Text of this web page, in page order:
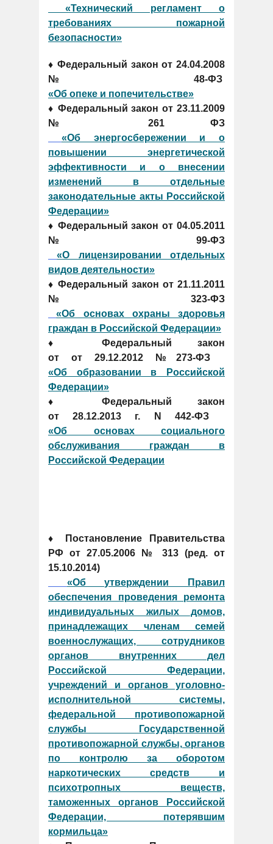
«Технический регламент о
требованиях пожарной
безопасности»
♦ Федеральный закон от 24.04.2008
№48-ФЗ
«Об опеке и попечительстве»
♦ Федеральный закон от 23.11.2009
№ 261 ФЗ
«Об энергосбережении и о
повышении энергетической
эффективности и о внесении
изменений в отдельные
законодательные акты Российской
Федерации»
♦ Федеральный закон от 04.05.2011
№99-ФЗ
«О лицензировании отдельных
видов деятельности»
♦ Федеральный закон от 21.11.2011
№323-ФЗ
«Об основах охраны здоровья
граждан в Российской Федерации»
♦ Федеральный закон
от от 29.12.2012 №273-ФЗ
«Об образовании в Российской
Федерации»
♦ Федеральный закон
от 28.12.2013 г. N 442-ФЗ
«Об основах социального
обслуживания граждан в
Российской Федерации
♦ Постановление Правительства
РФ от 27.05.2006 № 313 (ред. от
15.10.2014)
«Об утверждении Правил
обеспечения проведения ремонта
индивидуальных жилых домов,
принадлежащих членам семей
военнослужащих, сотрудников
органов внутренних дел
Российской Федерации,
учреждений и органов уголовно-
исполнительной системы,
федеральной противопожарной
службы Государственной
противопожарной службы, органов
по контролю за оборотом
наркотических средств и
психотропных веществ,
таможенных органов Российской
Федерации, потерявшим
кормильца»